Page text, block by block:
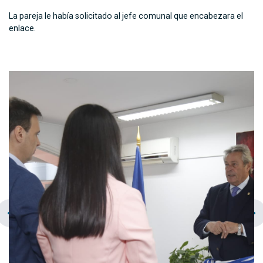
La pareja le había solicitado al jefe comunal que encabezara el
enlace.
chevron_left navigate_next